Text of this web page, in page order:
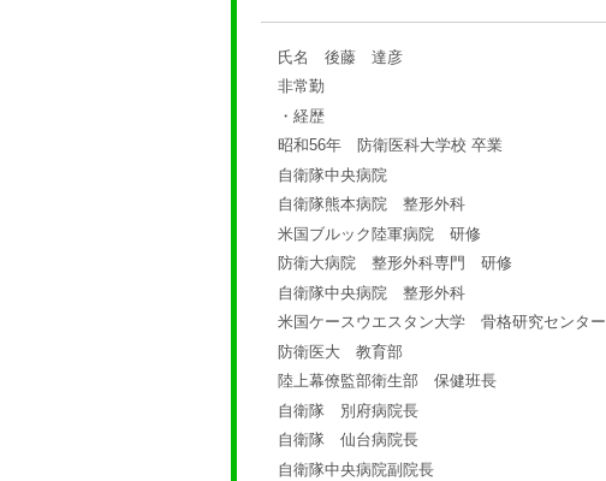
氏名 後藤 達彦
非常勤
・経歴
昭和56年 防衛医科大学校 卒業
自衛隊中央病院
自衛隊熊本病院 整形外科
米国ブルック陸軍病院 研修
防衛大病院 整形外科専門 研修
自衛隊中央病院 整形外科
米国ケースウエスタン大学 骨格研究センター
防衛医大 教育部
陸上幕僚監部衛生部 保健班長
自衛隊 別府病院長
自衛隊 仙台病院長
自衛隊中央病院副院長